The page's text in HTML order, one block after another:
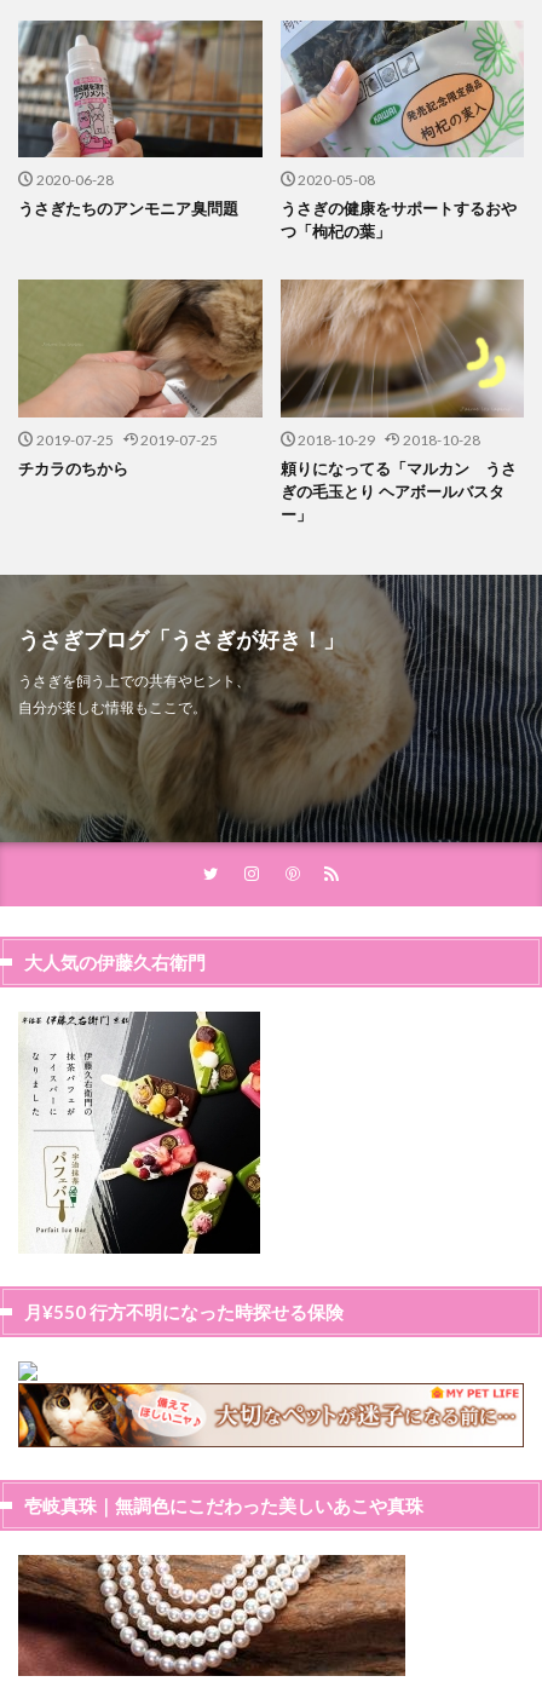
2020-06-28
うさぎたちのアンモニア臭問題
2020-05-08
うさぎの健康をサポートするおや
つ「枸杞の葉」
2019-07-25 2019-07-25
チカラのちから
2018-10-29 2018-10-28
頼りになってる「マルカン うさ
ぎの毛玉とり ヘアボールバスタ
ー」
うさぎブログ「うさぎが好き！」
うさぎを飼う上での共有やヒント、
自分が楽しむ情報もここで。
大人気の伊藤久右衛門
月¥550 行方不明になった時探せる保険
壱岐真珠｜無調色にこだわった美しいあこや真珠